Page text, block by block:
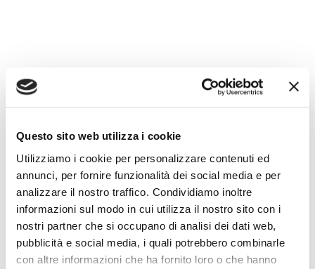
Questo sito web utilizza i cookie
Utilizziamo i cookie per personalizzare contenuti ed
annunci, per fornire funzionalità dei social media e per
analizzare il nostro traffico. Condividiamo inoltre
informazioni sul modo in cui utilizza il nostro sito con i
nostri partner che si occupano di analisi dei dati web,
pubblicità e social media, i quali potrebbero combinarle
con altre informazioni che ha fornito loro o che hanno